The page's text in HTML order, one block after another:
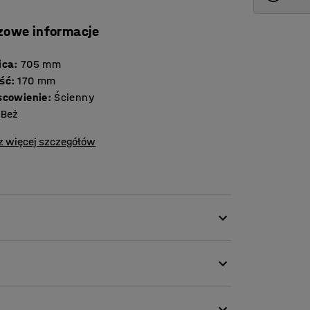
informacje
: 705 mm
: 170 mm
: Ścienny
Beż
więcej szczegółów
również elegancki detal wystroju